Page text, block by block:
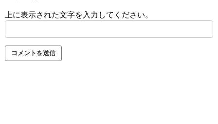
上に表示された文字を入力してください。